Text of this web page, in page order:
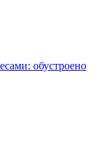
обустроено